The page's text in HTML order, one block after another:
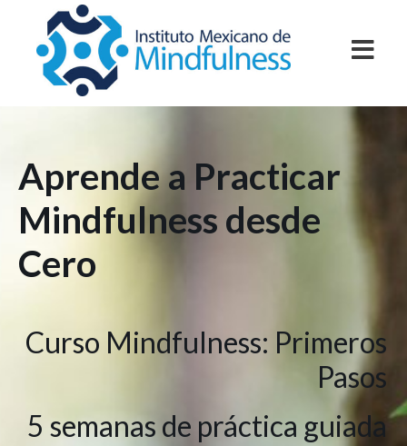
Aprende a Practicar
Mindfulness desde
Cero
Curso Mindfulness: Primeros
Pasos
5 semanas de práctica guiada